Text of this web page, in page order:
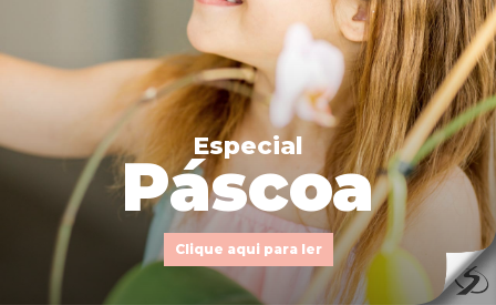
Especial
Páscoa
Clique aqui para ler